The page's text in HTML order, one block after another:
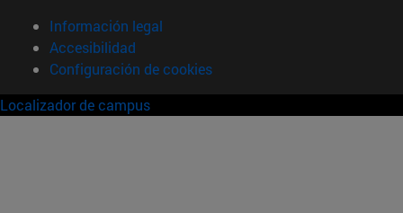
Información legal
Accesibilidad
Configuración de cookies
Localizador de campus